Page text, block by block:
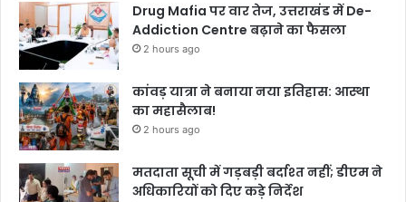
Drug Mafia पर वार तेज, उत्तराखंड में De-
Addiction Centre बढ़ाने का फैसला
2 hours ago
कांवड़ यात्रा ने बनाया नया इतिहास: आस्था
का महासैलाब!
2 hours ago
मतदाता सूची में गड़बड़ी बर्दाश्त नहीं; डीएम ने
अधिकारियों को दिए कड़े निर्देश